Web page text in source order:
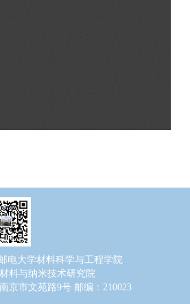
电大学材料科学与工程学院
料与纳米技术研究院
京市文苑路9号 邮编：210023